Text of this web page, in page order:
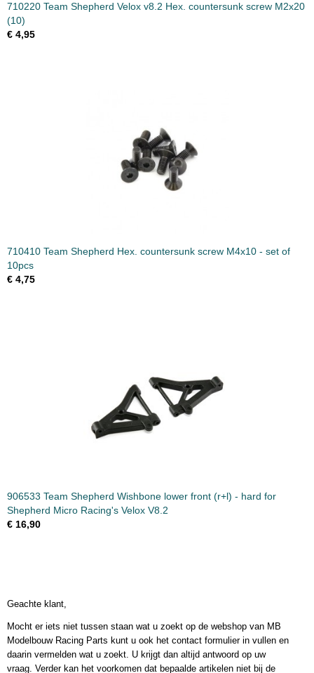
710220 Team Shepherd Velox v8.2 Hex. countersunk screw M2x20
(10)
€ 4,95
710410 Team Shepherd Hex. countersunk screw M4x10 - set of
10pcs
€ 4,75
906533 Team Shepherd Wishbone lower front (r+l) - hard for
Shepherd Micro Racing's Velox V8.2
€ 16,90
Geachte klant,
Mocht er iets niet tussen staan wat u zoekt op de webshop van MB
Modelbouw Racing Parts kunt u ook het contact formulier in vullen en
daarin vermelden wat u zoekt. U krijgt dan altijd antwoord op uw
vraag. Verder kan het voorkomen dat bepaalde artikelen niet bij de